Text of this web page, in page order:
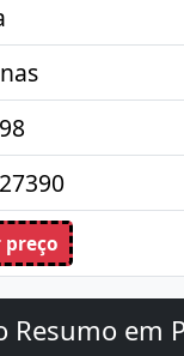
preço
Resumo em